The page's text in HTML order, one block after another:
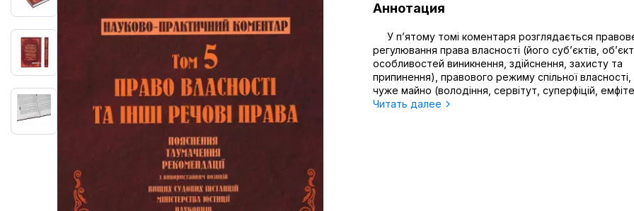
Аннотация
У п’ятому томі коментаря розглядається
регулювання права власності (його суб’єктів,
особливостей виникнення, здійснення, захисту та
припинення), правового режиму спільної
чуже майно (володіння, сервітут, суперфіцій,
Читать далее